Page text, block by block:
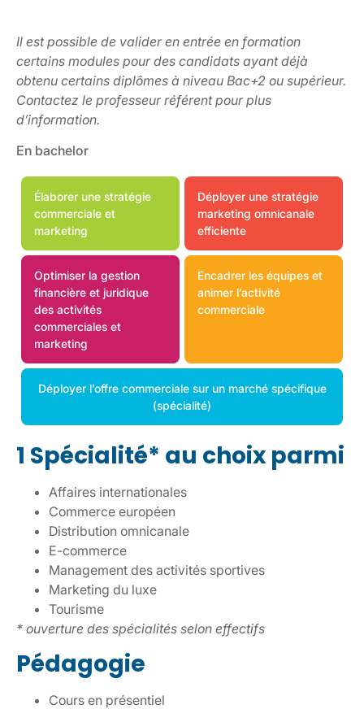
Il est possible de valider en entrée en formation
certains modules pour des candidats ayant déjà
obtenu certains diplômes à niveau Bac+2 ou supérieur.
Contactez le professeur référent pour plus
d’information.
En bachelor
Élaborer une stratégie
commerciale et
marketing
Déployer une stratégie
marketing omnicanale
efficiente
Optimiser la gestion
financière et juridique
des activités
commerciales et
marketing
Encadrer les équipes et
animer l’activité
commerciale
Déployer l’offre commerciale sur un marché spécifique
(spécialité)
1 Spécialité* au choix parmi
Affaires internationales
Commerce européen
Distribution omnicanale
E-commerce
Management des activités sportives
Marketing du luxe
Tourisme
* ouverture des spécialités selon effectifs
Pédagogie
Cours en présentiel